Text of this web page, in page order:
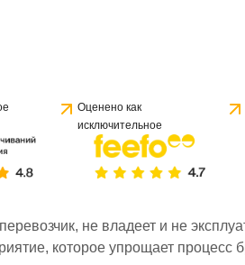
Оценено как
исключительное
не владеет и не
которое упрощает процесс